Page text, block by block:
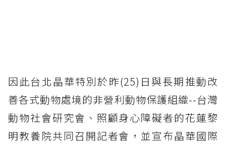
因此台北晶華特別於昨(25)日與長期推動改
善各式動物處境的非營利動物保護組織--台灣
動物社會研究會、照顧身心障礙者的花蓮黎
明教養院共同召開記者會，並宣布晶華國際